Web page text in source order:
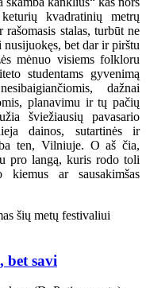
kvadratinių metrų
stalas, turbūt ne
bet dar ir pirštu
mėnuo visiems folkloru
studentams gyvenimą
dažnai
planavimu ir tų pačių
šviežiausių pavasario
dainos, sutartinės ir
ten, Vilniuje. O aš čia,
pro langą, kuris rodo toli
kiemus ar sausakimšas
šių metų festivaliui
bet savi